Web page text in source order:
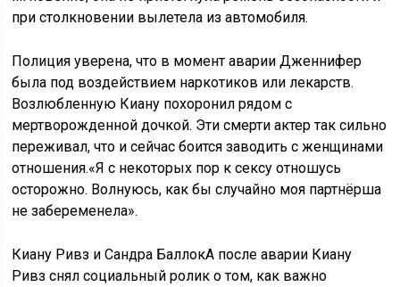
при столкновении вылетела из автомобиля.
Полиция уверена, что в момент аварии Дженнифер
была под воздействием наркотиков или лекарств.
Возлюбленную Киану похоронил рядом с
мертворожденной дочкой. Эти смерти актер так сильно
переживал, что и сейчас боится заводить с женщинами
отношения.«Я с некоторых пор к сексу отношусь
осторожно. Волнуюсь, как бы случайно моя партнёрша
не забеременела».
Киану Ривз и Сандра БаллокА после аварии Киану
Ривз снял социальный ролик о том, как важно